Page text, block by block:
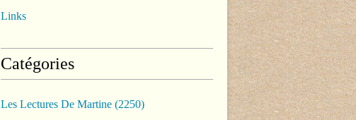
Links
Catégories
Les Lectures De Martine (2250)